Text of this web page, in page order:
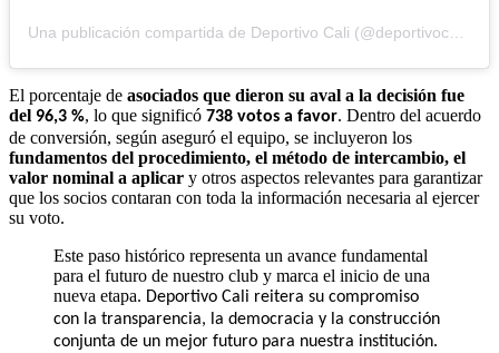
El porcentaje de asociados que dieron su aval a la decisión fue
del 96,3 %, lo que significó 738 votos a favor. Dentro del acuerdo
de conversión, según aseguró el equipo, se incluyeron los
fundamentos del procedimiento, el método de intercambio, el
valor nominal a aplicar y otros aspectos relevantes para garantizar
que los socios contaran con toda la información necesaria al ejercer
su voto.
Este paso histórico representa un avance fundamental
para el futuro de nuestro club y marca el inicio de una
nueva etapa. Deportivo Cali reitera su compromiso
con la transparencia, la democracia y la construcción
conjunta de un mejor futuro para nuestra institución.